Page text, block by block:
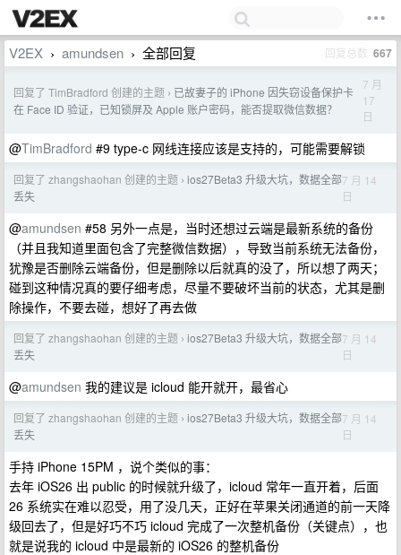
V2EX › amundsen › 全部回复 回复总数 667
回复了 TimBradford 创建的主题 › 已故妻子的 iPhone 因失窃设备保护卡
在 Face ID 验证，已知锁屏及 Apple 账户密码，能否提取微信数据？
7 月
17
日
@TimBradford #9 type-c 网线连接应该是支持的，可能需要解锁
回复了 zhangshaohan 创建的主题 › ios27Beta3 升级大坑，数据全部
丢失
7 月 14
日
@amundsen #58 另外一点是，当时还想过云端是最新系统的备份
（并且我知道里面包含了完整微信数据），导致当前系统无法备份，
犹豫是否删除云端备份，但是删除以后就真的没了，所以想了两天；
碰到这种情况真的要仔细考虑，尽量不要破坏当前的状态，尤其是删
除操作，不要去碰，想好了再去做
回复了 zhangshaohan 创建的主题 › ios27Beta3 升级大坑，数据全部
丢失
7 月 14
日
@amundsen 我的建议是 icloud 能开就开，最省心
回复了 zhangshaohan 创建的主题 › ios27Beta3 升级大坑，数据全部
丢失
7 月 14
日
手持 iPhone 15PM ，说个类似的事：
去年 iOS26 出 public 的时候就升级了，icloud 常年一直开着，后面
26 系统实在难以忍受，用了没几天，正好在苹果关闭通道的前一天降
级回去了，但是好巧不巧 icloud 完成了一次整机备份（关键点），也
就是说我的 icloud 中是最新的 iOS26 的整机备份